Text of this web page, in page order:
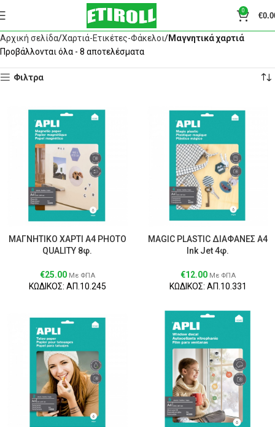
0
€
Αρχική σελίδα Χαρτιά-Ετικέτες-Φάκελοι
Μαγνητικά χαρτιά
Προβάλλονται όλα - 8 αποτελέσματα
Φιλτρα
ΜΑΓΝΗΤΙΚΟ ΧΑΡΤΙ Α4 PHOTO
QUALITY 8φ.
€25.00 Με ΦΠΑ
ΚΩΔΙΚΟΣ: ΑΠ.10.245
MAGIC PLASTIC ΔΙΑΦΑΝΕΣ Α4
Ink Jet 4φ.
€12.00 Με ΦΠΑ
ΚΩΔΙΚΟΣ: ΑΠ.10.331